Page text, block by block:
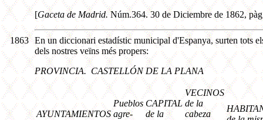
[Gaceta de Madrid.Núm.364. 30 de Diciembre de 1862,
1863 En un diccionari estadístic municipal d'Espanya, surten tots
dels nostres veïns més propers:
PROVINCIA. CASTELLÓN DE LA PLANA
AYUNTAMIENTOS
Pueblos
agre-
CAPITAL
de la
VECINOS
de la
cabeza